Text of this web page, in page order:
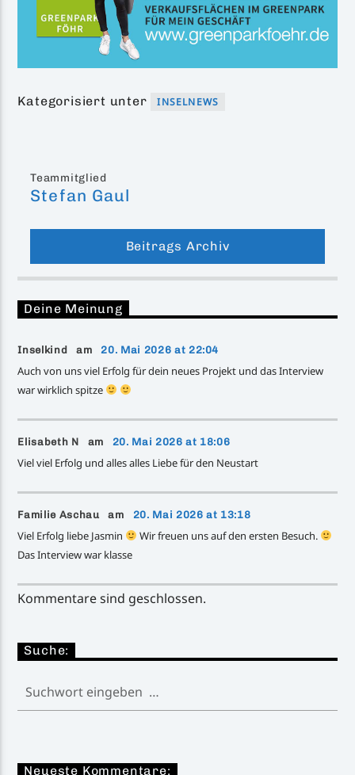
Kategorisiert unter INSELNEWS
Teammitglied
Stefan Gaul
Beitrags Archiv
Deine Meinung
Inselkind am 20. Mai 2026 at 22:04
Auch von uns viel Erfolg für dein neues Projekt und das Interview
war wirklich spitze
Elisabeth N am 20. Mai 2026 at 18:06
Viel viel Erfolg und alles alles Liebe für den Neustart
Familie Aschau am 20. Mai 2026 at 13:18
Viel Erfolg liebe Jasmin
Wir freuen uns auf den ersten Besuch.
Das Interview war klasse
Kommentare sind geschlossen.
Suche:
Neueste Kommentare: